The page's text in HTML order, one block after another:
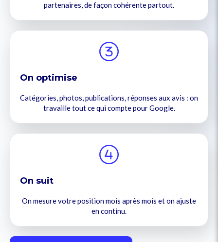
partenaires, de façon cohérente partout.
On optimise
Catégories, photos, publications, réponses aux avis : on
travaille tout ce qui compte pour Google.
On suit
On mesure votre position mois après mois et on ajuste
en continu.